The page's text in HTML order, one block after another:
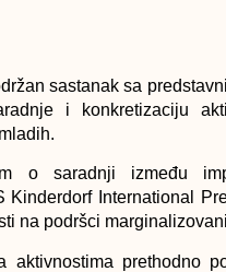
sastanak sa
i konkretizaciju
o saradnji između
International
na podršci
prethodno